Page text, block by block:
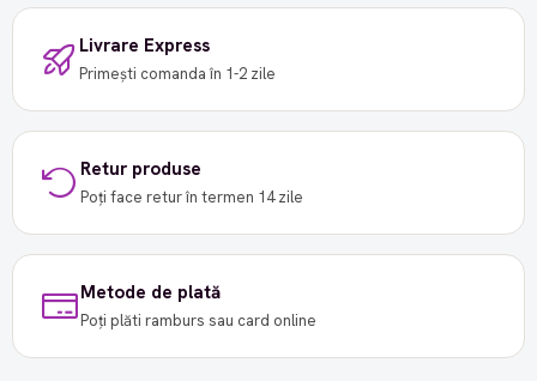
Livrare Express
Primești comanda în 1-2 zile
Retur produse
Poți face retur în termen 14 zile
Metode de plată
Poți plăti ramburs sau card online